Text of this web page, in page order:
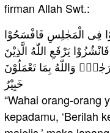
firman Allah Swt.:
فِى الْمَجٰلِسِ فَافْسَحُوْا
يَرْفَعِ اللّٰهُ الَّذِيْنَ
وَاللّٰهُ بِمَا تَعْمَلُوْنَ
خَبِيْرٌ
“Wahai orang-orang
kepadamu, ‘Berilah